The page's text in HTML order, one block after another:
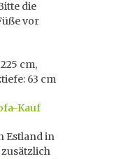
die
vor
cm,
63 cm
Kauf
Estland in